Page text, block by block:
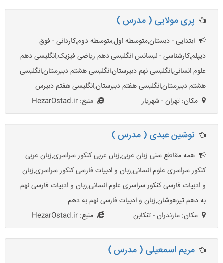
پری مولایی ( مدرس )
ابتدایی - دبستان,متوسطه اول,متوسطه دوم,کاردانی - فوق
دیپلم,کارشناسی - لیسانس انگلیسی دهم ریاضی فیزیک,انگلیسی دهم
علوم انسانی,انگلیسی نهم دبیرستان,انگلیسی هشتم دبیرستان,انگلیسی
هشتم دبیرستان,انگلیسی هفتم دبیرستان,انگلیسی هفتم دبیرس
مکان: تهران - شهریار
منبع: HezarOstad.ir
نوشین عبدی ( مدرس )
همه مقاطع سنی زبان عربی,زبان عربی کنکور سراسری,زبان عربی
کنکور سراسری علوم انسانی,زبان و ادبیات فارسی کنکور سراسری,زبان
و ادبیات فارسی کنکور سراسری علوم انسانی,زبان و ادبیات فارسی نهم
به دهم تیزهوشان,زبان و ادبیات فارسی نهم به دهم
مکان: مازندران - تنکابن
منبع: HezarOstad.ir
مریم اسمعیلی ( مدرس )